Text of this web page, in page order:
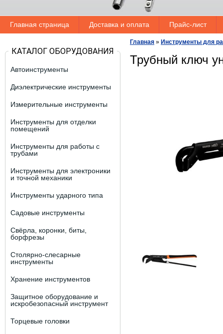
Главная страница Доставка и оплата Прайс-лист
КАТАЛОГ ОБОРУДОВАНИЯ
Автоинструменты
Диэлектрические инструменты
Измерительные инструменты
Инструменты для отделки
помещений
Инструменты для работы с
трубами
Инструменты для электроники
и точной механики
Инструменты ударного типа
Садовые инструменты
Свёрла, коронки, биты,
борфрезы
Столярно-слесарные
инструменты
Хранение инструментов
Защитное оборудование и
искробезопасный инструмент
Торцевые головки
Главная » Инструменты для
Трубный ключ